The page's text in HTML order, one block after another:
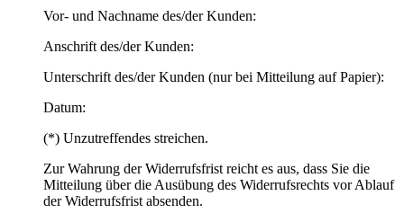
Vor- und Nachname des/der Kunden:
Anschrift des/der Kunden:
Unterschrift des/der Kunden (nur bei Mitteilung auf Papier):
Datum:
(*) Unzutreffendes streichen.
Zur Wahrung der Widerrufsfrist reicht es aus, dass Sie die
Mitteilung über die Ausübung des Widerrufsrechts vor Ablauf
der Widerrufsfrist absenden.